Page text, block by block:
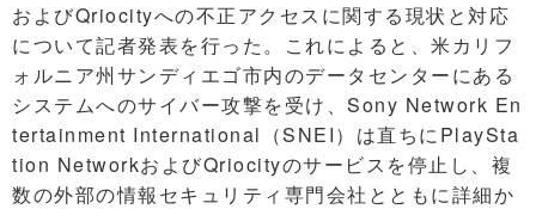
およびQriocityへの不正アクセスに関する現状と対応
について記者発表を行った。これによると、米カリフ
ォルニア州サンディエゴ市内のデータセンターにある
システムへのサイバー攻撃を受け、Sony Network En
tertainment International（SNEI）は直ちにPlaySta
tion NetworkおよびQriocityのサービスを停止し、複
数の外部の情報セキュリティ専門会社とともに詳細か